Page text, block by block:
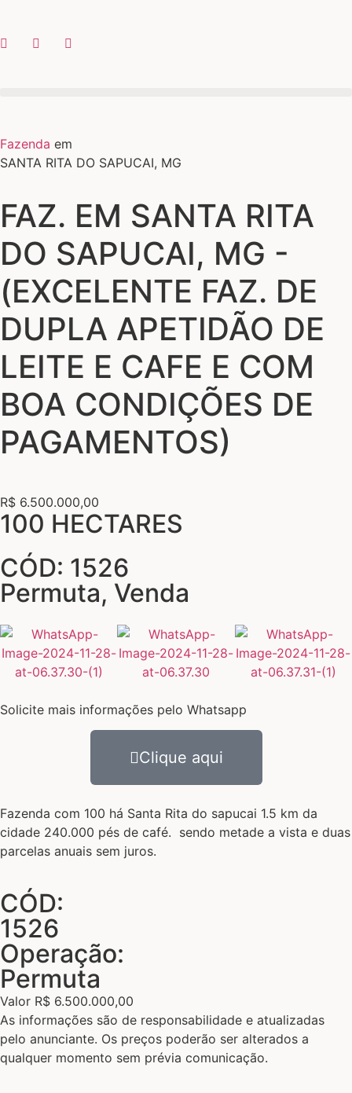
Fazenda em
SANTA RITA DO SAPUCAI, MG
FAZ. EM SANTA RITA
DO SAPUCAI, MG -
(EXCELENTE FAZ. DE
DUPLA APETIDÃO DE
LEITE E CAFE E COM
BOA CONDIÇÕES DE
PAGAMENTOS)
R$ 6.500.000,00
100 HECTARES
CÓD: 1526
Permuta, Venda
Solicite mais informações pelo Whatsapp
Clique aqui
Fazenda com 100 há Santa Rita do sapucai 1.5 km da
cidade 240.000 pés de café. sendo metade a vista e duas
parcelas anuais sem juros.
CÓD:
1526
Operação:
Permuta
Valor R$ 6.500.000,00
As informações são de responsabilidade e atualizadas
pelo anunciante. Os preços poderão ser alterados a
qualquer momento sem prévia comunicação.